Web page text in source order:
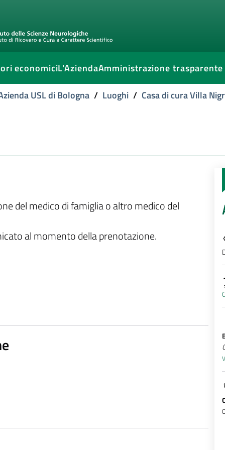
economiciL'AziendaAmministrazione trasparente
USL di Bologna / Luoghi / Casa di cura Villa
del medico di famiglia o altro medico del
al momento della prenotazione.